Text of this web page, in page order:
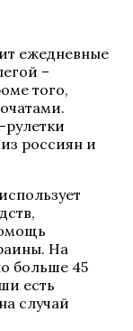
ежедневные
–
того,
россиян и
На
больше 45
есть
случай